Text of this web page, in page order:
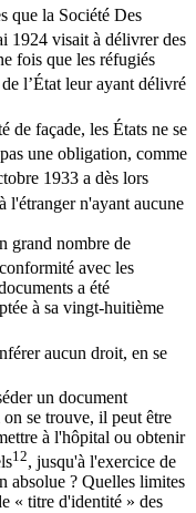
que la Société Des
1924 visait à délivrer des
fois que les réfugiés
l’État leur ayant délivré
de façade, les États ne se
une obligation, comme
1933 a dès lors
l'étranger n'ayant aucune
grand nombre de
avec les
a été
à sa vingt-huitième
aucun droit, en se
un document
se trouve, il peut être
à l'hôpital ou obtenir
12, jusqu'à l'exercice de
absolue ? Quelles limites
« titre d'identité » des